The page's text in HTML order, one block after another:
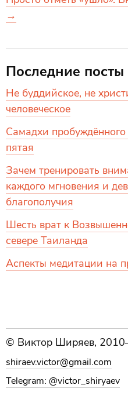
→
Последние посты
Не буддийское, не
человеческое
Самадхи
пятая
Зачем тренировать
каждого мгновения и
благополучия
Шесть врат к
севере Таиланда
Аспекты медитации на
© Виктор Ширяев,
shiraev.victor@gmail.com
Telegram: @victor_shiryaev